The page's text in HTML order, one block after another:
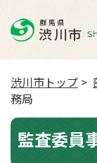
渋川市トップ >
務局
監査委員